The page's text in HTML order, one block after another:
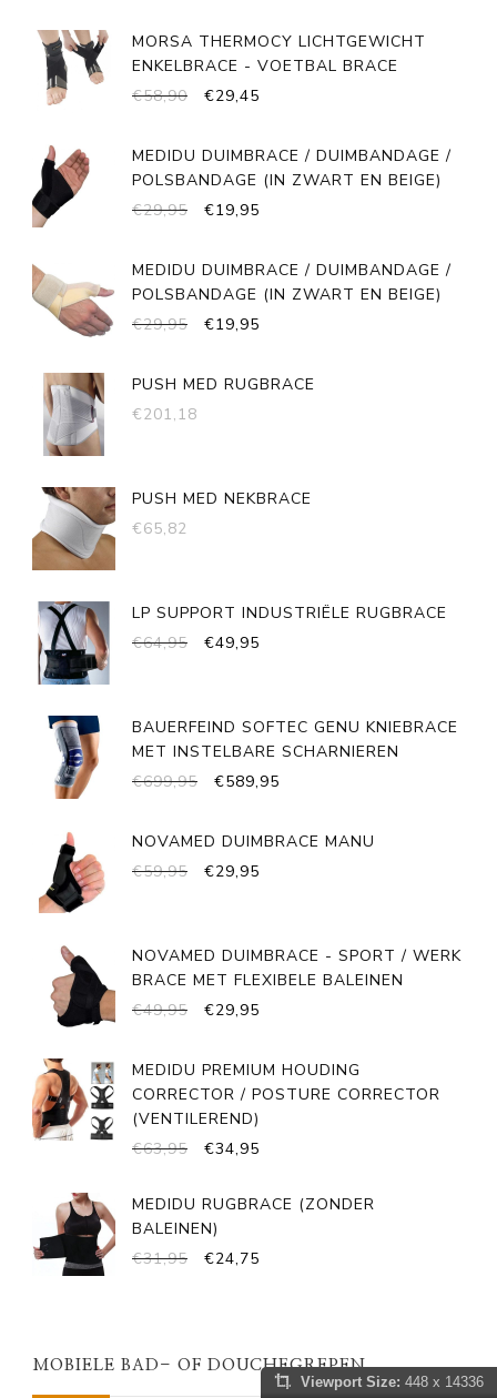
€24,95.
€19,95.
MORSA THERMOCY LICHTGEWICHT
ENKELBRACE - VOETBAL BRACE
€58,90
OORSPRONKELIJKE
€58,90.
€29,45
€29,45.
MEDIDU DUIMBRACE / DUIMBANDAGE /
POLSBANDAGE (IN ZWART EN BEIGE)
€29,95
OORSPRONKELIJKE
€29,95.
€19,95
€19,95.
MEDIDU DUIMBRACE / DUIMBANDAGE /
POLSBANDAGE (IN ZWART EN BEIGE)
€29,95
OORSPRONKELIJKE
€29,95.
€19,95
€19,95.
PUSH MED RUGBRACE
€201,18
PUSH MED NEKBRACE
€65,82
LP SUPPORT INDUSTRIËLE RUGBRACE
€64,95
OORSPRONKELIJKE
€49,95
BAUERFEIND SOFTEC GENU KNIEBRACE
MET INSTELBARE SCHARNIEREN
€699,95
OORSPRONKELIJKE
€699,95.
€589,95
€589,95.
NOVAMED DUIMBRACE MANU
€59,95
OORSPRONKELIJKE
€29,95
NOVAMED DUIMBRACE - SPORT / WERK
BRACE MET FLEXIBELE BALEINEN
€49,95
OORSPRONKELIJKE
€49,95.
€29,95
€29,95.
MEDIDU PREMIUM HOUDING
CORRECTOR / POSTURE CORRECTOR
(VENTILEREND)
€63,95
OORSPRONKELIJKE
WAS:
€63,95.
€34,95
IS:
MEDIDU RUGBRACE (ZONDER
BALEINEN)
€31,95
OORSPRONKELIJKE
€24,75
MOBIELE BAD- OF DOUCHEGREPEN
Viewport Size: 448 x 14336